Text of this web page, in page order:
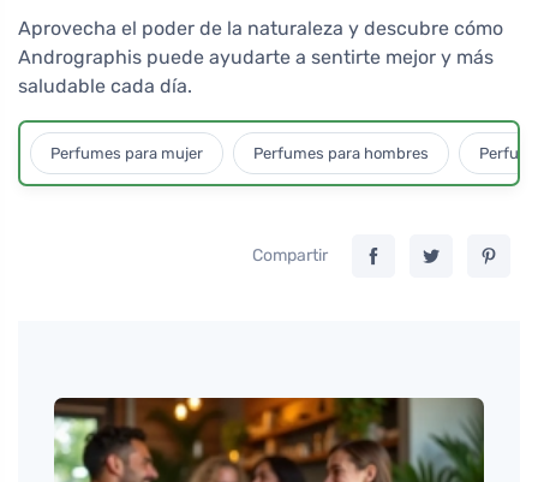
Aprovecha el poder de la naturaleza y descubre cómo
Andrographis puede ayudarte a sentirte mejor y más
saludable cada día.
Perfumes para mujer Perfumes para hombres
Compartir